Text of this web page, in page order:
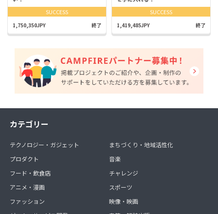
SUCCESS
1,750,350JPY 終了
SUCCESS
1,419,485JPY 終了
カテゴリー
テクノロジー・ガジェット
プロダクト
フード・飲食店
アニメ・漫画
ファッション
まちづくり・地域活性化
音楽
チャレンジ
スポーツ
映像・映画